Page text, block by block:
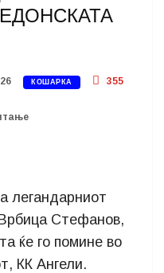
КОШАРКА 355
легандарниот
Стефанов,
ќе го помине во
КК Ангели.